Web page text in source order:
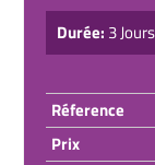
Durée: 3 Jours
Réference
Prix